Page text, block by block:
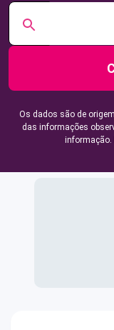
Os dados são de
das informações
informação.